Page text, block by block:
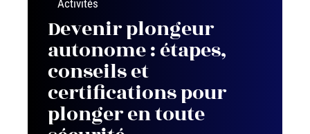
Activités
Devenir plongeur
autonome : étapes,
conseils et
certifications pour
plonger en toute